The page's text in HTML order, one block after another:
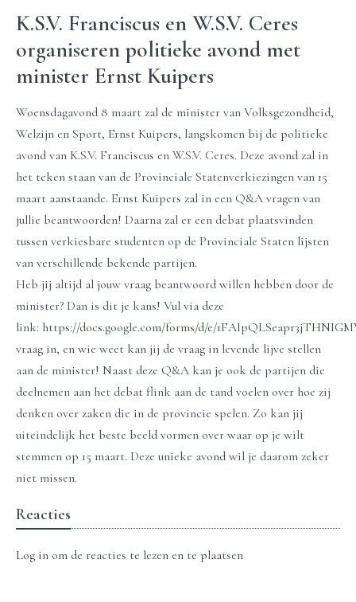
K.S.V. Franciscus en W.S.V. Ceres
organiseren politieke avond met
minister Ernst Kuipers
Woensdagavond 8 maart zal de minister van Volksgezondheid,
Welzijn en Sport, Ernst Kuipers, langskomen bij de politieke
avond van K.S.V. Franciscus en W.S.V. Ceres. Deze avond zal in
het teken staan van de Provinciale Statenverkiezingen van 15
maart aanstaande. Ernst Kuipers zal in een Q&A vragen van
jullie beantwoorden! Daarna zal er een debat plaatsvinden
tussen verkiesbare studenten op de Provinciale Staten lijsten
van verschillende bekende partijen.
Heb jij altijd al jouw vraag beantwoord willen hebben door de
minister? Dan is dit je kans! Vul via deze
link: https://docs.google.com/forms/d/e/
vraag in, en wie weet kan jij de vraag in levende lijve stellen
aan de minister! Naast deze Q&A kan je ook de partijen die
deelnemen aan het debat flink aan de tand voelen over hoe zij
denken over zaken die in de provincie spelen. Zo kan jij
uiteindelijk het beste beeld vormen over waar op je wilt
stemmen op 15 maart. Deze unieke avond wil je daarom zeker
niet missen.
Reacties
Log in om de reacties te lezen en te plaatsen